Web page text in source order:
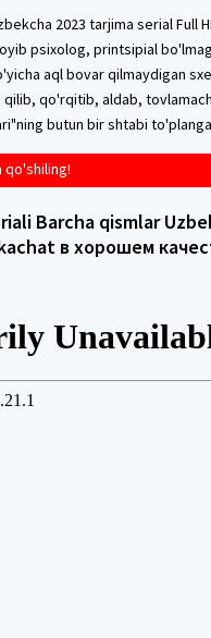
2023 tarjima serial Full
psixolog, printsipial
aql bovar qilmaydigan
qo'rqitib, aldab,
butun bir shtabi
qo'shiling!
Barcha qismlar
в хорошем